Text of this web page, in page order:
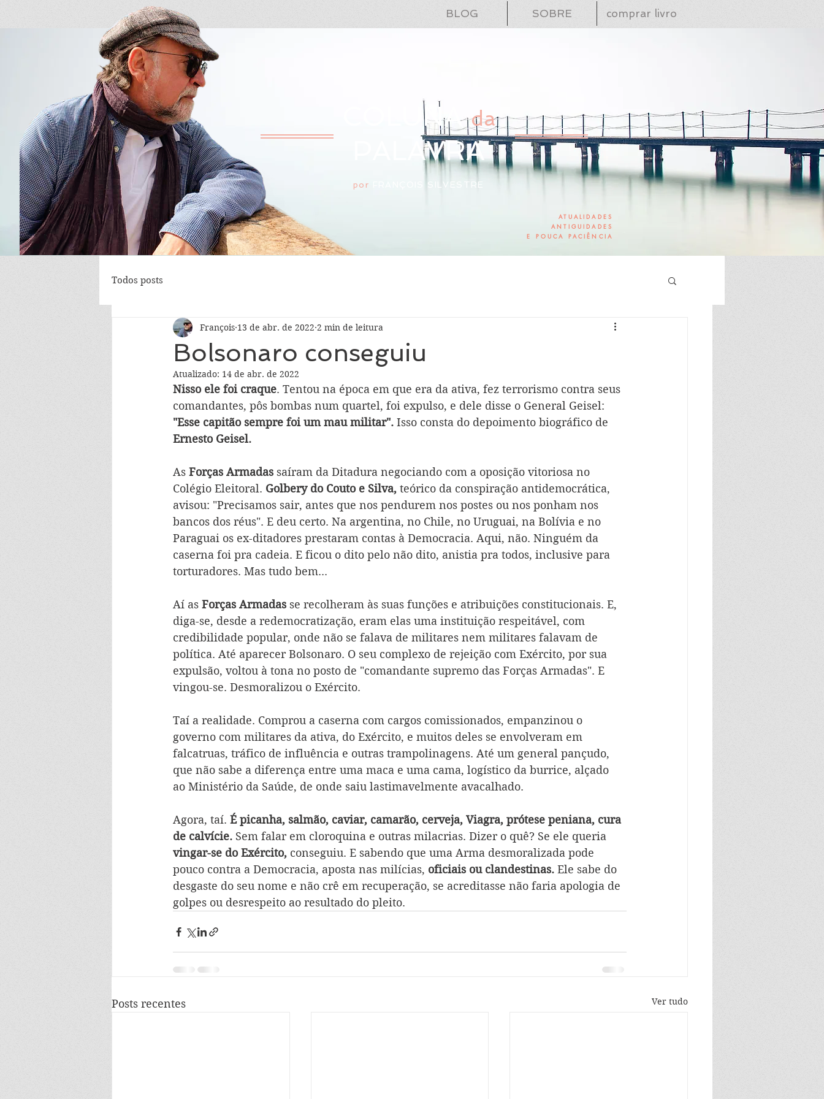
BLOG SOBRE comprar livro
COLUNAda
PALAVRA
por FRANÇOIS SILVESTRE
ATUALIDADES
ANTIGUIDADES
E POUCA PACIÊNCIA
Todos posts
Bolsonaro conseguiu
François 13 de abr. de 2022 2 min de leitura
Atualizado: 14 de abr. de 2022
Nisso ele foi craque. Tentou na época em que era da ativa, fez terrorismo contra seus
comandantes, pôs bombas num quartel, foi expulso, e dele disse o General Geisel:
"Esse capitão sempre foi um mau militar". Isso consta do depoimento biográfico de
Ernesto Geisel.
As Forças Armadas saíram da Ditadura negociando com a oposição vitoriosa no
Colégio Eleitoral. Golbery do Couto e Silva, teórico da conspiração antidemocrática,
avisou: "Precisamos sair, antes que nos pendurem nos postes ou nos ponham nos
bancos dos réus". E deu certo. Na argentina, no Chile, no Uruguai, na Bolívia e no
Paraguai os ex-ditadores prestaram contas à Democracia. Aqui, não. Ninguém da
caserna foi pra cadeia. E ficou o dito pelo não dito, anistia pra todos, inclusive para
torturadores. Mas tudo bem...
Aí as Forças Armadas se recolheram às suas funções e atribuições constitucionais. E,
diga-se, desde a redemocratização, eram elas uma instituição respeitável, com
credibilidade popular, onde não se falava de militares nem militares falavam de
política. Até aparecer Bolsonaro. O seu complexo de rejeição com Exército, por sua
expulsão, voltou à tona no posto de "comandante supremo das Forças Armadas". E
vingou-se. Desmoralizou o Exército.
Taí a realidade. Comprou a caserna com cargos comissionados, empanzinou o
governo com militares da ativa, do Exército, e muitos deles se envolveram em
falcatruas, tráfico de influência e outras trampolinagens. Até um general pançudo,
que não sabe a diferença entre uma maca e uma cama, logístico da burrice, alçado
ao Ministério da Saúde, de onde saiu lastimavelmente avacalhado.
Agora, taí. É picanha, salmão, caviar, camarão, cerveja, Viagra, prótese peniana, cura
de calvície. Sem falar em cloroquina e outras milacrias. Dizer o quê? Se ele queria
vingar-se do Exército, conseguiu. E sabendo que uma Arma desmoralizada pode
pouco contra a Democracia, aposta nas milícias, oficiais ou clandestinas. Ele sabe do
desgaste do seu nome e não crê em recuperação, se acreditasse não faria apologia de
golpes ou desrespeito ao resultado do pleito.
Posts recentes Ver tudo